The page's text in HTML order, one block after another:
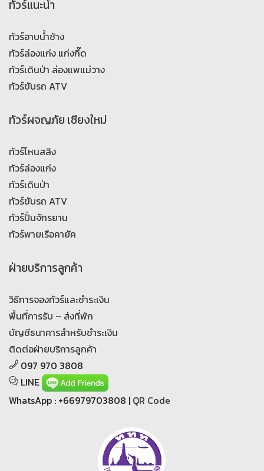
ทัวร์แนะนำ
ทัวร์อาบน้ำช้าง
ทัวร์ล่องแก่ง แก่งกึ๊ด
ทัวร์เดินป่า ล่องแพแม่วาง
ทัวร์ขับรถ ATV
ทัวร์ผจญภัย เชียงใหม่
ทัวร์โหนสลิง
ทัวร์ล่องแก่ง
ทัวร์เดินป่า
ทัวร์ขับรถ ATV
ทัวร์ปั่นจักรยาน
ทัวร์พายเรือคายัค
ฝ่ายบริการลูกค้า
วิธีการจองทัวร์และชำระเงิน
พื้นที่การรับ – ส่งที่พัก
บัญชีธนาคารสำหรับชำระเงิน
ติดต่อฝ่ายบริการลูกค้า
097 970 3808
LINE
WhatsApp : +66979703808 | QR Code